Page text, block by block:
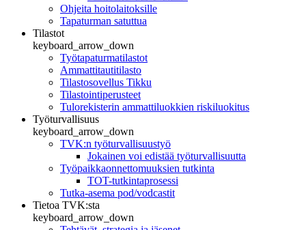
Ohjeita hoitolaitoksille
Tapaturman satuttua
Tilastot
keyboard_arrow_down
Työtapaturmatilastot
Ammattitautitilasto
Tilastosovellus Tikku
Tilastointiperusteet
Tulorekisterin ammattiluokkien riskiluokitus
Työturvallisuus
keyboard_arrow_down
TVK:n työturvallisuustyö
Jokainen voi edistää työturvallisuutta
Työpaikkaonnettomuuksien tutkinta
TOT-tutkintaprosessi
Tutka-asema pod/vodcastit
Tietoa TVK:sta
keyboard_arrow_down